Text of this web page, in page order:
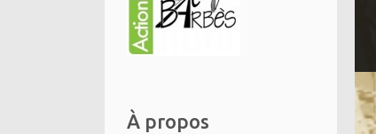
À propos